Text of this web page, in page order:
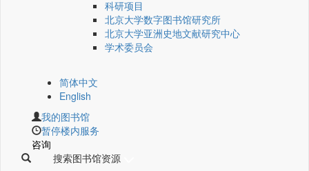
科研项目
北京大学数字图书馆研究所
北京大学亚洲史地文献研究中心
学术委员会
简体中文
English
我的图书馆
暂停楼内服务
咨询
搜索图书馆资源